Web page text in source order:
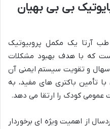
بی بی بهیان
آرتا یک مکمل پروبیوتیک
که با هدف بهبود مشکلات
و تقویت سیستم ایمنی آن
تأمین باکتری های مفید، به
عمومی کودک را ارتقا می دهد.
از اهمیت ویژه ای برخوردار